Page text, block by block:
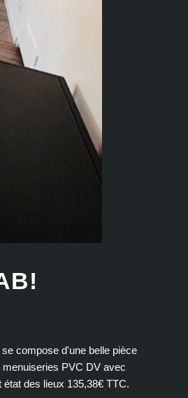
compose d'une belle pièce
PVC DV avec
des lieux 135,38€ TTC.